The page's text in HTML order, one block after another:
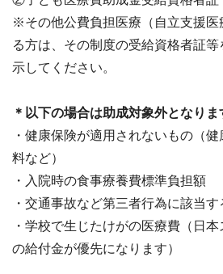
※その他公費負担医療（自立支援医
る方は、その制度の受給資格者証
示してください。
＊以下の場合は助成対象外となりま
・健康保険が適用されないもの（
料など）
・入院時の食事療養費標準負担額
・交通事故など第三者行為に該当す
・学校で生じたけがの医療費（日
の給付金が優先になります）